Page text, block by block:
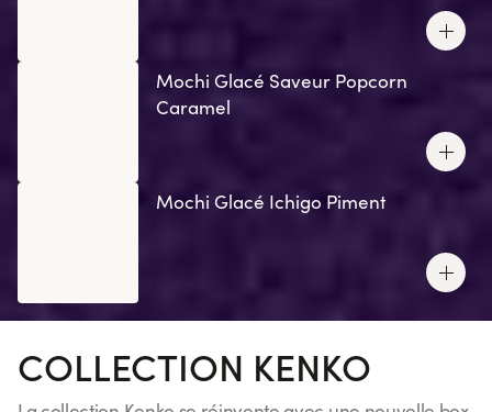
Mochi Glacé Saveur Popcorn
Caramel
Mochi Glacé Ichigo Piment
COLLECTION KENKO